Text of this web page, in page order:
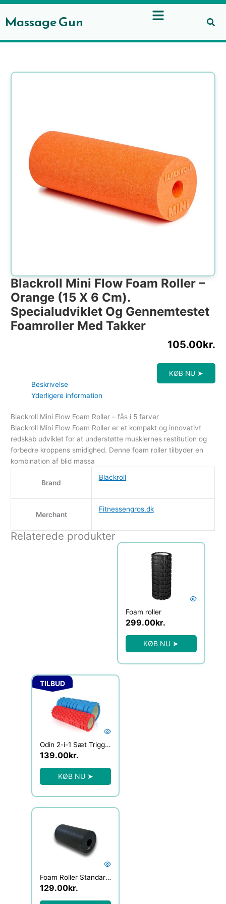
Gå
indholdet
Massage Gun
Blackroll Mini Flow Foam Roller –
Orange (15 X 6 Cm).
Specialudviklet Og Gennemtestet
Foamroller Med Takker
105.00kr.
KØB NU ➤
Beskrivelse
Yderligere information
Blackroll Mini Flow Foam Roller – fås i 5 farver
Blackroll Mini Flow Foam Roller er et kompakt og innovativt
redskab udviklet for at understøtte musklernes restitution og
forbedre kroppens smidighed. Denne foam roller tilbyder en
kombination af blid massa
Brand
Blackroll
Merchant
Fitnessengros.dk
Relaterede produkter
Foam roller
299.00kr.
KØB NU ➤
TILBUD
Odin 2-i-1 Sæt Trigger Roller Foam Roller Blå/Rød
Den oprindelige pris var: 449.00kr..
139.00kr.
Den aktuelle pris er: 139.00kr..
KØB NU ➤
Foam Roller Standard – Sort
129.00kr.